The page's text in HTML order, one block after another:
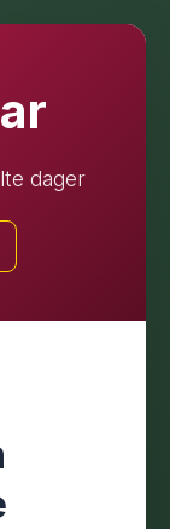
dager